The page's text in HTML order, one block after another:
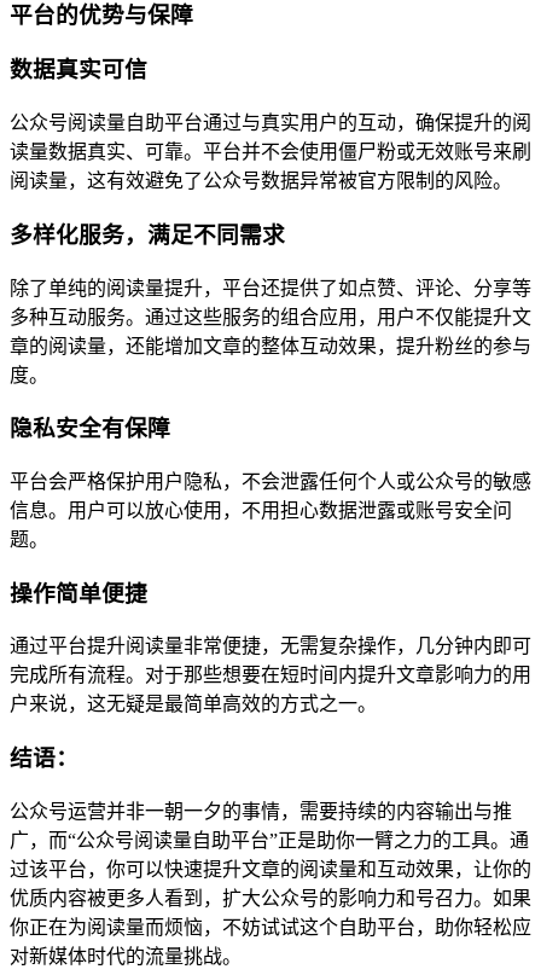
平台的优势与保障
数据真实可信
公众号阅读量自助平台通过与真实用户的互动，确保提升的阅
读量数据真实、可靠。平台并不会使用僵尸粉或无效账号来刷
阅读量，这有效避免了公众号数据异常被官方限制的风险。
多样化服务，满足不同需求
除了单纯的阅读量提升，平台还提供了如点赞、评论、分享等
多种互动服务。通过这些服务的组合应用，用户不仅能提升文
章的阅读量，还能增加文章的整体互动效果，提升粉丝的参与
度。
隐私安全有保障
平台会严格保护用户隐私，不会泄露任何个人或公众号的敏感
信息。用户可以放心使用，不用担心数据泄露或账号安全问
题。
操作简单便捷
通过平台提升阅读量非常便捷，无需复杂操作，几分钟内即可
完成所有流程。对于那些想要在短时间内提升文章影响力的用
户来说，这无疑是最简单高效的方式之一。
结语：
公众号运营并非一朝一夕的事情，需要持续的内容输出与推
广，而“公众号阅读量自助平台”正是助你一臂之力的工具。通
过该平台，你可以快速提升文章的阅读量和互动效果，让你的
优质内容被更多人看到，扩大公众号的影响力和号召力。如果
你正在为阅读量而烦恼，不妨试试这个自助平台，助你轻松应
对新媒体时代的流量挑战。